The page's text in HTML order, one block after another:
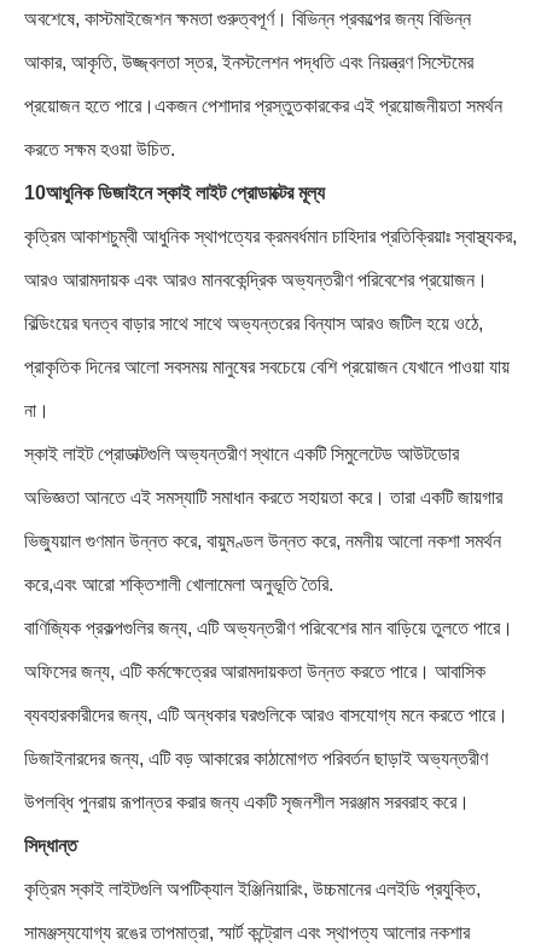
অবশেষে, কাস্টমাইজেশন ক্ষমতা গুরুত্বপূর্ণ। বিভিন্ন প্রকল্পের জন্য বিভিন্ন
আকার, আকৃতি, উজ্জ্বলতা স্তর, ইনস্টলেশন পদ্ধতি এবং নিয়ন্ত্রণ সিস্টেমের
প্রয়োজন হতে পারে।একজন পেশাদার প্রস্তুতকারকের এই প্রয়োজনীয়তা সমর্থন
করতে সক্ষম হওয়া উচিত.
10আধুনিক ডিজাইনে স্কাই লাইট প্রোডাক্টের মূল্য
কৃত্রিম আকাশচুম্বী আধুনিক স্থাপত্যের ক্রমবর্ধমান চাহিদার প্রতিক্রিয়াঃ স্বাস্থ্যকর,
আরও আরামদায়ক এবং আরও মানবকেন্দ্রিক অভ্যন্তরীণ পরিবেশের প্রয়োজন।
বিল্ডিংয়ের ঘনত্ব বাড়ার সাথে সাথে অভ্যন্তরের বিন্যাস আরও জটিল হয়ে ওঠে,
প্রাকৃতিক দিনের আলো সবসময় মানুষের সবচেয়ে বেশি প্রয়োজন যেখানে পাওয়া যায়
না।
স্কাই লাইট প্রোডাক্টগুলি অভ্যন্তরীণ স্থানে একটি সিমুলেটেড আউটডোর
অভিজ্ঞতা আনতে এই সমস্যাটি সমাধান করতে সহায়তা করে। তারা একটি জায়গার
ভিজ্যুয়াল গুণমান উন্নত করে, বায়ুমণ্ডল উন্নত করে, নমনীয় আলো নকশা সমর্থন
করে,এবং আরো শক্তিশালী খোলামেলা অনুভূতি তৈরি.
বাণিজ্যিক প্রকল্পগুলির জন্য, এটি অভ্যন্তরীণ পরিবেশের মান বাড়িয়ে তুলতে পারে।
অফিসের জন্য, এটি কর্মক্ষেত্রের আরামদায়কতা উন্নত করতে পারে। আবাসিক
ব্যবহারকারীদের জন্য, এটি অন্ধকার ঘরগুলিকে আরও বাসযোগ্য মনে করতে পারে।
ডিজাইনারদের জন্য, এটি বড় আকারের কাঠামোগত পরিবর্তন ছাড়াই অভ্যন্তরীণ
উপলব্ধি পুনরায় রূপান্তর করার জন্য একটি সৃজনশীল সরঞ্জাম সরবরাহ করে।
সিদ্ধান্ত
কৃত্রিম স্কাই লাইটগুলি অপটিক্যাল ইঞ্জিনিয়ারিং, উচ্চমানের এলইডি প্রযুক্তি,
সামঞ্জস্যযোগ্য রঙের তাপমাত্রা, স্মার্ট কন্ট্রোল এবং স্থাপত্য আলোর নকশার